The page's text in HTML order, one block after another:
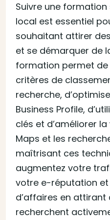
Suivre une
local est essentiel
souhaitant attirer
et se démarquer de
formation permet
critères de
recherche,
Business Profile,
clés et d’améliorer
Maps et les
maîtrisant ces
augmentez votre
votre e-réputation
d’affaires en attirant
recherchent